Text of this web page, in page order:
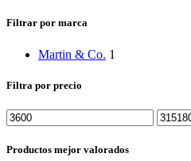
Filtrar por marca
Martin & Co. 1
Filtra por precio
Precio
mínimo
Precio
Productos mejor valorados